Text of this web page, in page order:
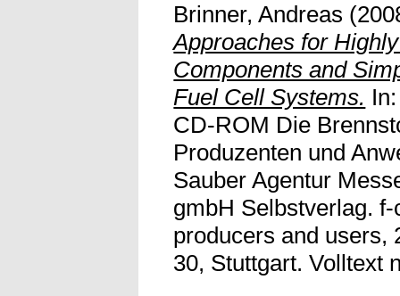
Brinner, Andreas
Approaches for
Components and
Fuel Cell Systems.
CD-ROM Die
Produzenten und
Sauber Agentur
gmbH Selbstverlag.
producers and users,
30, Stuttgart. Volltext